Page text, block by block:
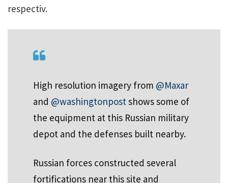
respectiv.
High resolution imagery from @Maxar
and @washingtonpostshows some of
the equipment at this Russian military
depot and the defenses built nearby.
Russian forces constructed several
fortifications near this site and